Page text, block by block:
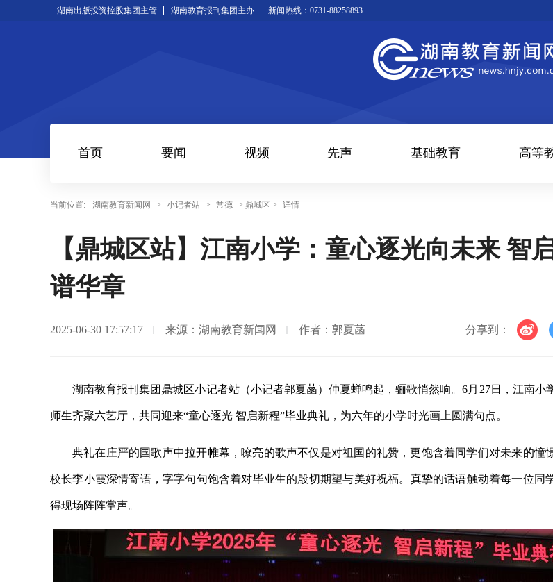
湖南出版投资控股集团主管 湖南教育报刊集团主办 新闻热线：0731-88258893
首页 要闻 视频 先声 基础教育 高等
当前位置: 湖南教育新闻网 > 小记者站 > 常德 > 鼎城区 > 详情
【鼎城区站】江南小学：童心逐光向未来 智
谱华章
2025-06-30 17:57:17 来源：湖南教育新闻网 作者：郭夏菡 分享到：
湖南教育报刊集团鼎城区小记者站（小记者郭夏菡）仲夏蝉鸣起，骊歌悄然响。6月27日，江南小
师生齐聚六艺厅，共同迎来“童心逐光 智启新程”毕业典礼，为六年的小学时光画上圆满句点。
典礼在庄严的国歌声中拉开帷幕，嘹亮的歌声不仅是对祖国的礼赞，更饱含着同学们对未来的憧
校长李小霞深情寄语，字字句句饱含着对毕业生的殷切期望与美好祝福。真挚的话语触动着每一位同
得现场阵阵掌声。